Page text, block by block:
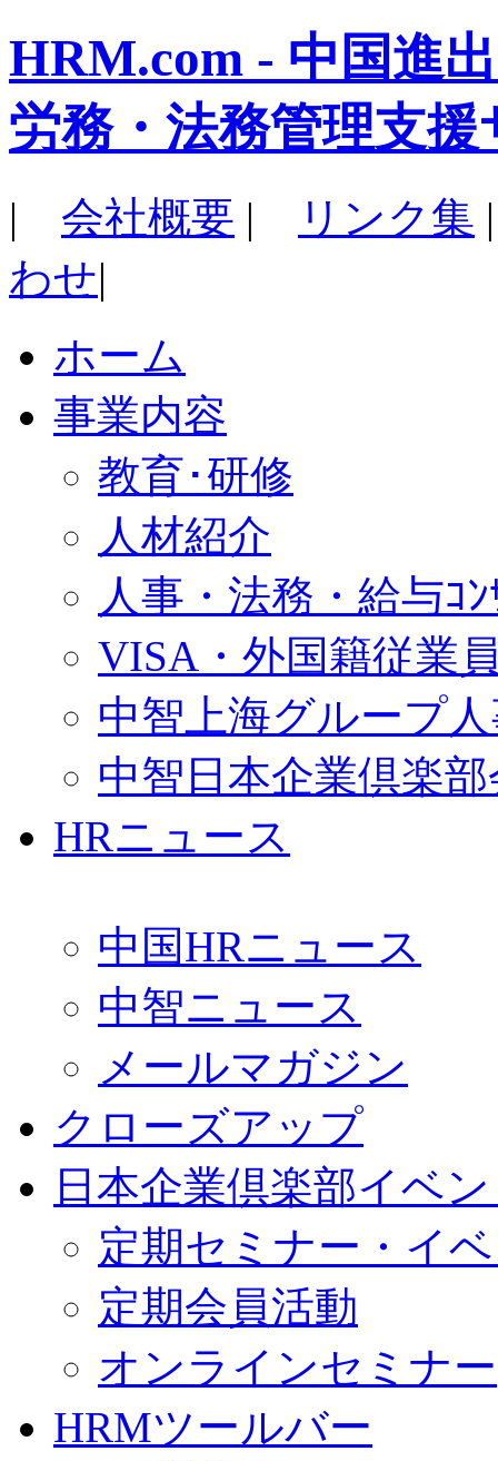
HRM.com - 中国進
労務・法務管理支援
| 会社概要 | リンク集
わせ|
ホーム
事業内容
教育･研修
人材紹介
人事・法務・給与ｺﾝ
VISA・外国籍従業
中智上海グループ
中智日本企業倶楽
HRニュース
中国HRニュース
中智ニュース
メールマガジン
クローズアップ
日本企業倶楽部イベ
定期セミナー・イ
定期会員活動
オンラインセミナー
HRMツールバー